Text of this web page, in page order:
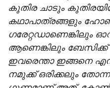
കുതിര ചാടും
കഥാപാത്രങ്ങളും
ഗരേറ്റഡാണെങ്കിലും
ആണെങ്കിലും ബേസിക്ക്
ഇവരെന്താ ഇങ്ങനെ
നമുക്ക് ഒരിക്കലും